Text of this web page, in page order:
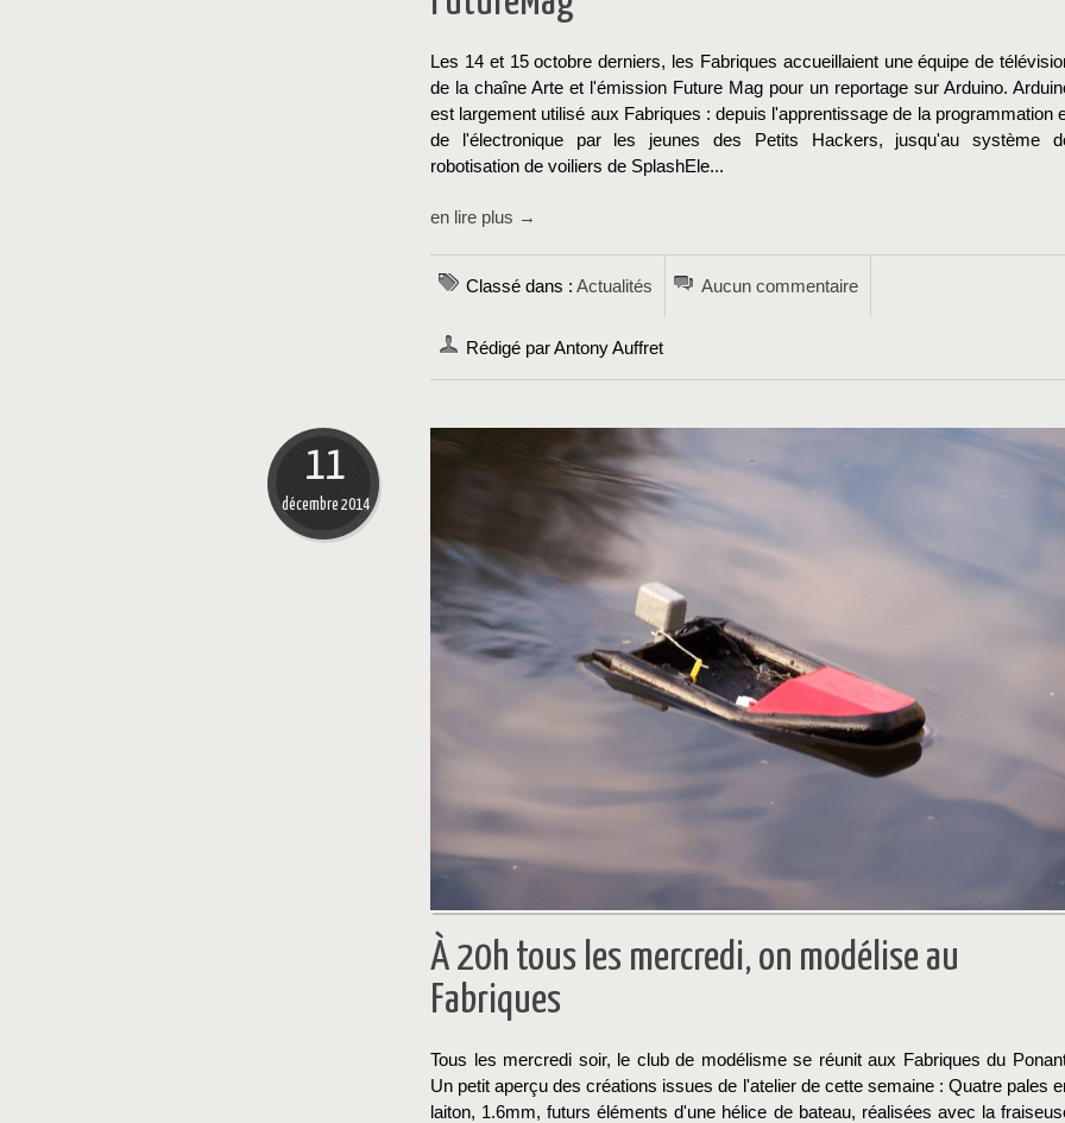
Les 14 et 15 octobre derniers, les Fabriques accueillaient une équipe de
de la chaîne Arte et l'émission Future Mag pour un reportage sur Arduino.
est largement utilisé aux Fabriques : depuis l'apprentissage de la programmation
de l'électronique par les jeunes des Petits Hackers, jusqu'au système
robotisation de voiliers de SplashEle...
en lire plus →
Classé dans : Actualités Aucun commentaire
Rédigé par Antony Auffret
11
décembre 2014
À 20h tous les mercredi, on modélise au
Fabriques
Tous les mercredi soir, le club de modélisme se réunit aux Fabriques du
Un petit aperçu des créations issues de l'atelier de cette semaine : Quatre pales
laiton, 1.6mm, futurs éléments d'une hélice de bateau, réalisées avec la